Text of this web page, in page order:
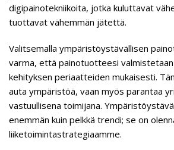
digipainotekniikoita, jotka kuluttavat
tuottavat vähemmän jätettä.
Valitsemalla ympäristöystävällisen
varma, että painotuotteesi
kehityksen periaatteiden mukaisesti.
auta ympäristöä, vaan myös parantaa
vastuullisena toimijana.
enemmän kuin pelkkä trendi; se on
liiketoimintastrategiaamme.